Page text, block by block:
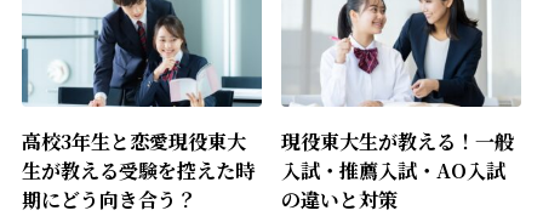
高校3年生と恋愛――現役東大
生が教える受験を控えた時
期にどう向き合う？
現役東大生が教える！一般
入試・推薦入試・AO入試
の違いと対策